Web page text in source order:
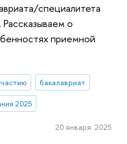
специалитета
о
приемной
бакалавриат
2025
20 января 2025